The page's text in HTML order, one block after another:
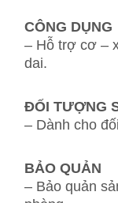
CÔNG DỤNG
– Hỗ trợ cơ –
dai.
ĐỐI TƯỢNG
– Dành cho
BẢO QUẢN
– Bảo quản